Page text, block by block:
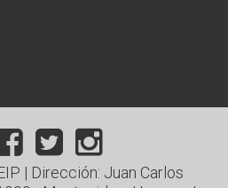
| Dirección: Juan Carlos